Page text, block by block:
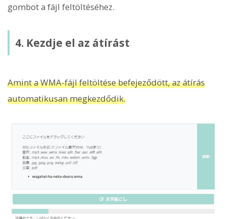
gombot a fájl feltöltéséhez.
4. Kezdje el az átírást
Amint a WMA-fájl feltöltése befejeződött, az átírás
automatikusan megkezdődik.